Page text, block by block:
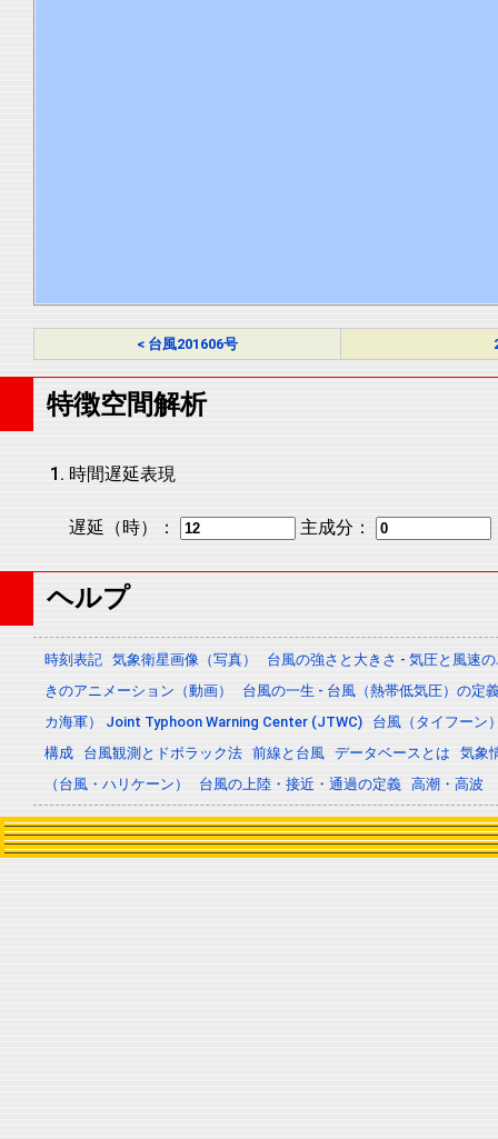
< 台風201606号
特徴空間解析
時間遅延表現
遅延（時）： 主成分：
ヘルプ
時刻表記 気象衛星画像（写真）
台風の強さと大きさ - 気圧と風速
きのアニメーション（動画）
台風の一生 - 台風（熱帯低気圧）の定
カ海軍） Joint Typhoon Warning Center (JTWC)
台風（タイフーン
構成
台風観測とドボラック法 前線と台風 データベースとは
気象
（台風・ハリケーン）
台風の上陸・接近・通過の定義 高潮・高波